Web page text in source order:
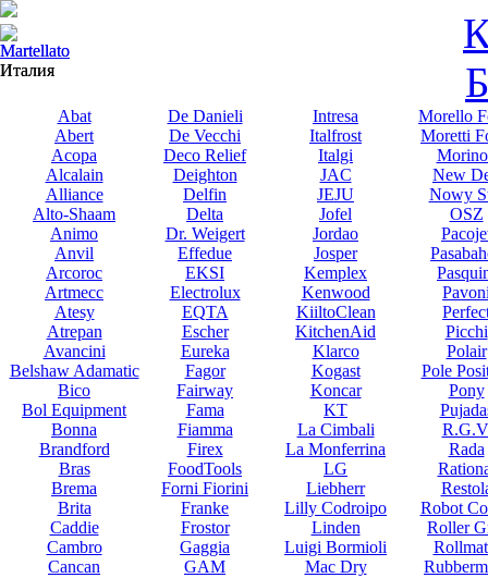
Abat
Abert
Acopa
Alcalain
Alliance
Alto-Shaam
Animo
Anvil
Arcoroc
Artmecc
Atesy
Atrepan
Avancini
Belshaw Adamatic
Bico
Bol Equipment
Bonna
Brandford
Bras
Brema
Brita
Caddie
Cambro
Cancan
De Danieli
De Vecchi
Deco Relief
Deighton
Delfin
Delta
Dr. Weigert
Effedue
EKSI
Electrolux
EQTA
Escher
Eureka
Fagor
Fairway
Fama
Fiamma
Firex
FoodTools
Forni Fiorini
Franke
Frostor
Gaggia
GAM
Intresa
Italfrost
Italgi
JAC
JEJU
Jofel
Jordao
Josper
Kemplex
Kenwood
KiiltoClean
KitchenAid
Klarco
Kogast
Koncar
KT
La Cimbali
La Monferrina
LG
Liebherr
Lilly Codroipo
Linden
Luigi Bormioli
Mac Dry
Morello
Moretti
New
Nowy
OSZ
Picchi
Polair
Pole
Pony
Rada
Robot
Roller
Martellato
Италия
Martellato
Италия